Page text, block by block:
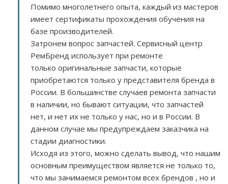
Помимо многолетнего опыта, каждый из мастеров
имеет сертификаты прохождения обучения на
базе производителей.
Затронем вопрос запчастей. Сервисный центр
РемБренд использует при ремонте
только оригинальные запчасти, которые
приобретаются только у представителя бренда в
России. В большинстве случаев ремонта запчасти
в наличии, но бывают ситуации, что запчастей
нет, и нет их не только у нас, но и в России. В
данном случае мы предупреждаем заказчика на
стадии диагностики.
Исходя из этого, можно сделать вывод, что нашим
основным преимуществом является не только то,
что мы занимаемся ремонтом всех брендов , но и